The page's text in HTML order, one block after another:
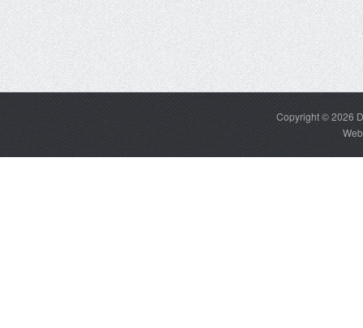
Copyright © 2026